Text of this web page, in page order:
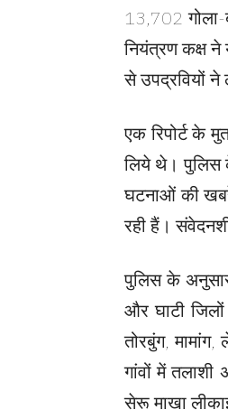
13,702
नियंत्रण कक्ष ने
से उपद्रवियों
एक रिपोर्ट के
लिये थे। पुलिस
घटनाओं की
रही हैं।
पुलिस के अनुसार
और घाटी जिलों
तोरबुंग,
गांवों में
सेरू माखा